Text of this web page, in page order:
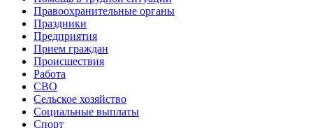
Правоохранительные органы
Праздники
Предприятия
Прием граждан
Происшествия
Работа
СВО
Сельское хозяйство
Социальные выплаты
Спорт